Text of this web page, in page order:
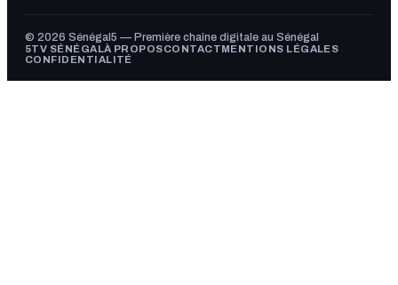
© 2026 Sénégal5 — Première chaîne digitale au Sénégal
5TV SÉNÉGALÀ PROPOSCONTACTMENTIONS LÉGALES
CONFIDENTIALITÉ